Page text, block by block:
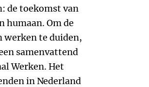
de toekomst van
Om de
werken te duiden,
samenvattend
Werken. Het
in Nederland